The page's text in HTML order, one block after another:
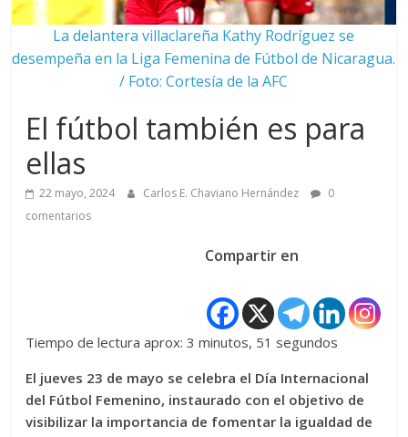
La delantera villaclareña Kathy Rodríguez se
desempeña en la Liga Femenina de Fútbol de Nicaragua.
/ Foto: Cortesía de la AFC
El fútbol también es para
ellas
22 mayo, 2024 Carlos E. Chaviano Hernández
0
comentarios
Compartir en
Tiempo de lectura aprox: 3 minutos, 51 segundos
El jueves 23 de mayo se celebra el Día Internacional
del Fútbol Femenino, instaurado con el objetivo de
visibilizar la importancia de fomentar la igualdad de